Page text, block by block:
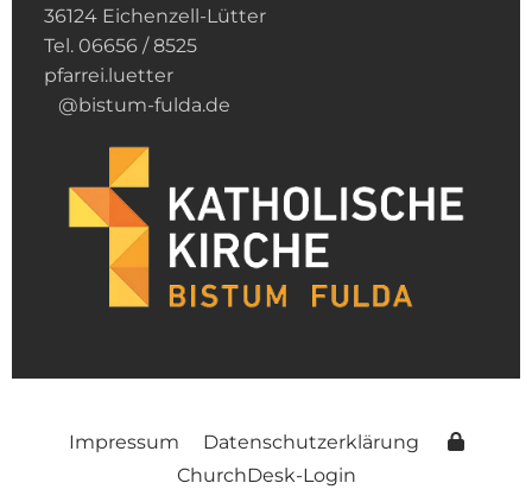
36124 Eichenzell-Lütter
Tel. 06656 / 8525
pfarrei.luetter
@bistum-fulda.de
Impressum
Datenschutzerklärung
ChurchDesk-Login